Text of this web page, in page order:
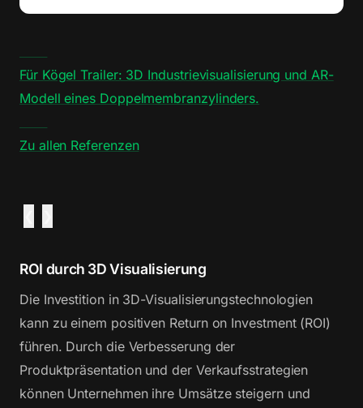
Für Kögel Trailer: 3D Industrievisualisierung und AR-
Modell eines Doppelmembranzylinders.
Zu allen Referenzen
ROI durch 3D Visualisierung
Die Investition in 3D-Visualisierungstechnologien
kann zu einem positiven Return on Investment (ROI)
führen. Durch die Verbesserung der
Produktpräsentation und der Verkaufsstrategien
können Unternehmen ihre Umsätze steigern und